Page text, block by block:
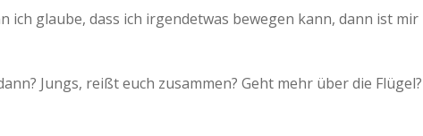
ich glaube, dass ich irgendetwas bewegen kann, dann ist mir
Jungs, reißt euch zusammen? Geht mehr über die Flügel?